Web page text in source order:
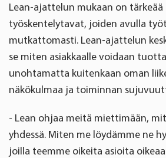
Lean-ajattelun mukaan on tärkeää
työskentelytavat, joiden avulla
mutkattomasti. Lean-ajattelun
se miten asiakkaalle voidaan
unohtamatta kuitenkaan oman
näkökulmaa ja toiminnan
- Lean ohjaa meitä miettimään,
yhdessä. Miten me löydämme ne
joilla teemme oikeita asioita